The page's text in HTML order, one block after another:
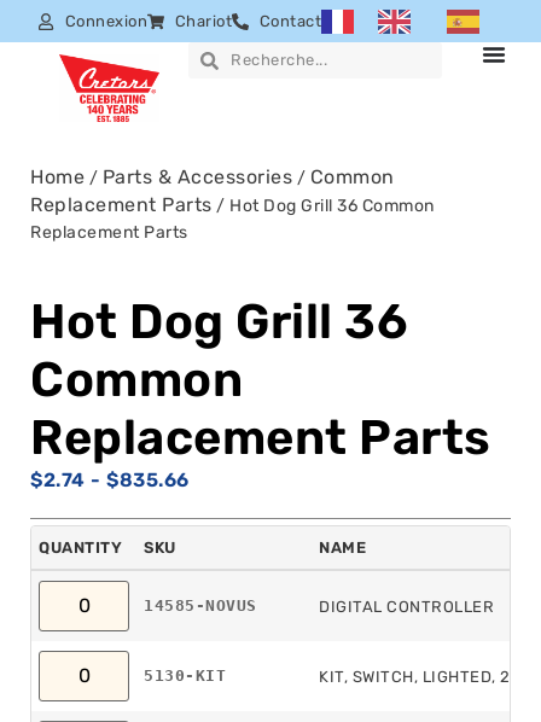
Connexion Chariot Contact
Home / Parts & Accessories / Common
Replacement Parts / Hot Dog Grill 36 Common
Replacement Parts
Hot Dog Grill 36
Common
Replacement Parts
$2.74 - $835.66
QUANTITY SKU NAME
14585-NOVUS DIGITAL CONTROLLER
5130-KIT KIT, SWITCH, LIGHTED, 230V